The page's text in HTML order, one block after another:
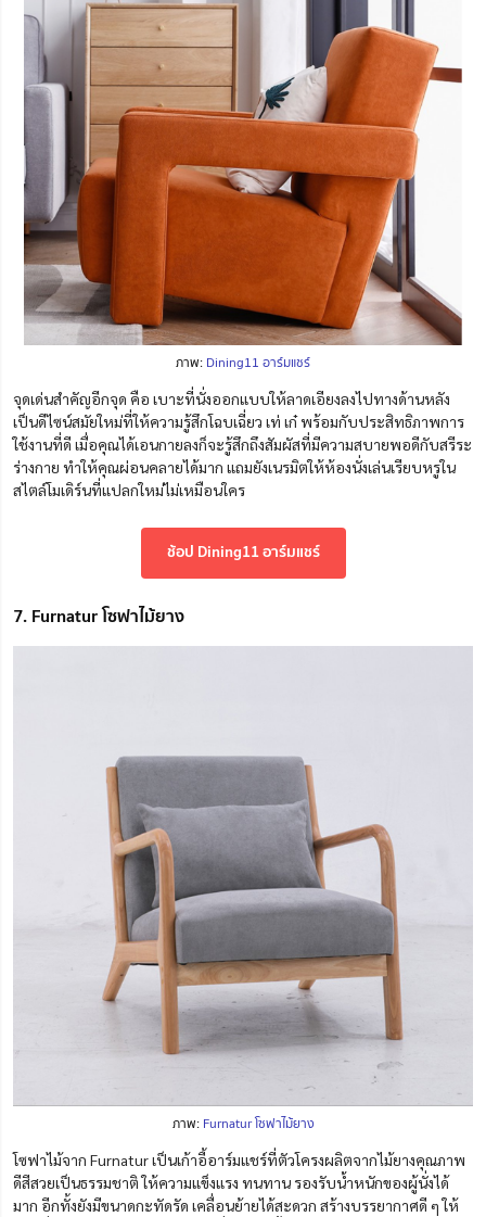
ภาพ: Dining11 อาร์มแชร์
จุดเด่นสำคัญอีกจุด คือ เบาะที่นั่งออกแบบให้ลาดเอียงลงไปทางด้านหลัง
เป็นดีไซน์สมัยใหม่ที่ให้ความรู้สึกโฉบเฉี่ยว เท่ เก๋ พร้อมกับประสิทธิภาพการ
ใช้งานที่ดี เมื่อคุณได้เอนกายลงก็จะรู้สึกถึงสัมผัสที่มีความสบายพอดีกับสรีระ
ร่างกาย ทำให้คุณผ่อนคลายได้มาก แถมยังเนรมิตให้ห้องนั่งเล่นเรียบหรูใน
สไตล์โมเดิร์นที่แปลกใหม่ไม่เหมือนใคร
ช้อป Dining11 อาร์มแชร์
7. Furnatur โซฟาไม้ยาง
ภาพ: Furnatur โซฟาไม้ยาง
โซฟาไม้จาก Furnatur เป็นเก้าอี้อาร์มแชร์ที่ตัวโครงผลิตจากไม้ยางคุณภาพ
ดีสีสวยเป็นธรรมชาติ ให้ความแข็งแรง ทนทาน รองรับน้ำหนักของผู้นั่งได้
มาก อีกทั้งยังมีขนาดกะทัดรัด เคลื่อนย้ายได้สะดวก สร้างบรรยากาศดี ๆ ให้